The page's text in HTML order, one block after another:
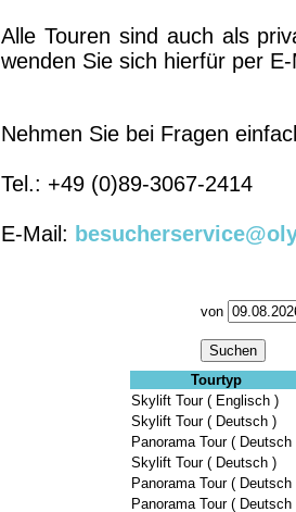
Alle Touren sind auch als
wenden Sie sich hierfür per
Nehmen Sie bei Fragen
Tel.: +49 (0)89-3067-2414
E-Mail:
von
Tourtyp
Skylift Tour ( Englisch )
Skylift Tour ( Deutsch )
Panorama Tour ( Deutsch
Skylift Tour ( Deutsch )
Panorama Tour ( Deutsch
Panorama Tour ( Deutsch